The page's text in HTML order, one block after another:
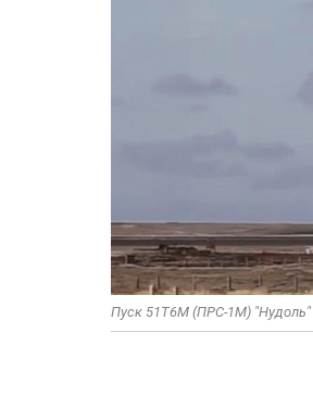
Пуск 51Т6М (ПРС-1М) "Нудоль"